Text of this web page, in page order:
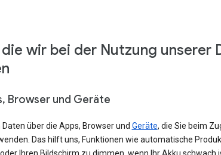
die wir bei der Nutzung unserer
Browser und Geräte
Daten über die Apps, Browser und Geräte, die Sie beim
Das hilft uns, Funktionen wie automatische